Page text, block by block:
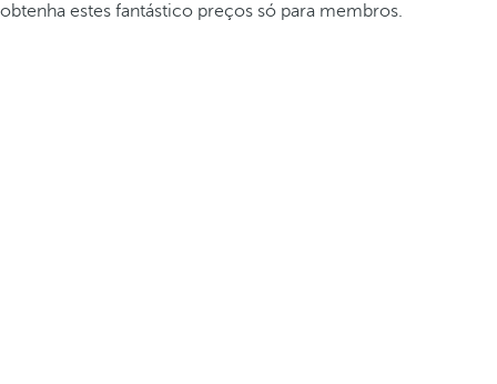
obtenha estes fantástico preços só para membros.